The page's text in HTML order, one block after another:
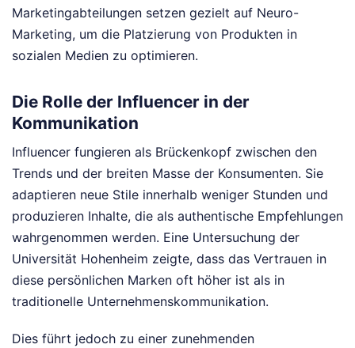
Marketingabteilungen setzen gezielt auf Neuro-
Marketing, um die Platzierung von Produkten in
sozialen Medien zu optimieren.
Die Rolle der Influencer in der
Kommunikation
Influencer fungieren als Brückenkopf zwischen den
Trends und der breiten Masse der Konsumenten. Sie
adaptieren neue Stile innerhalb weniger Stunden und
produzieren Inhalte, die als authentische Empfehlungen
wahrgenommen werden. Eine Untersuchung der
Universität Hohenheim zeigte, dass das Vertrauen in
diese persönlichen Marken oft höher ist als in
traditionelle Unternehmenskommunikation.
Dies führt jedoch zu einer zunehmenden